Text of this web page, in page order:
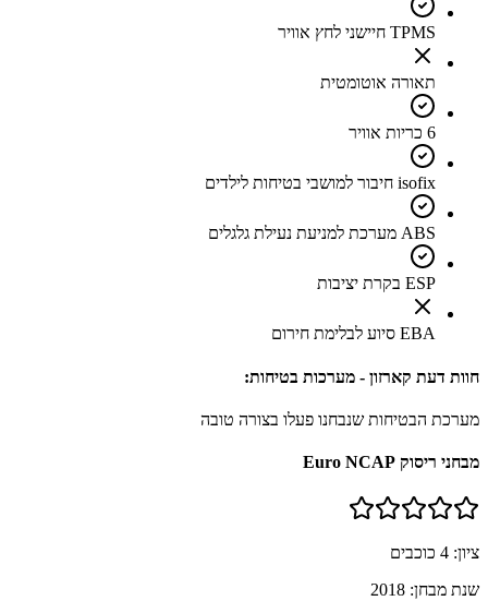
TPMS חיישני לחץ אוויר
תאורה אוטומטית
6 כריות אוויר
isofix חיבור למושבי בטיחות לילדים
ABS מערכת למניעת נעילת גלגלים
ESP בקרת יציבות
EBA סיוע לבלימת חירום
חוות דעת קארזון - מערכות בטיחות:
מערכת הבטיחות שנבחנו פעלו בצורה טובה
מבחני ריסוק Euro NCAP
ציון: 4 כוכבים
שנת מבחן: 2018